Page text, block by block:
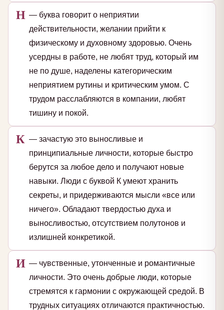
Н — буква говорит о неприятии
действительности, желании прийти к
физическому и духовному здоровью. Очень
усердны в работе, не любят труд, который им
не по душе, наделены категорическим
неприятием рутины и критическим умом. С
трудом расслабляются в компании, любят
тишину и покой.
К — зачастую это выносливые и
принципиальные личности, которые быстро
берутся за любое дело и получают новые
навыки. Люди с буквой К умеют хранить
секреты, и придерживаются мысли «все или
ничего». Обладают твердостью духа и
выносливостью, отсутствием полутонов и
излишней конкретикой.
И — чувственные, утонченные и романтичные
личности. Это очень добрые люди, которые
стремятся к гармонии с окружающей средой. В
трудных ситуациях отличаются практичностью.